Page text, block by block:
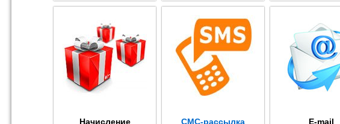
Начисление
СМС-рассылка E-mail